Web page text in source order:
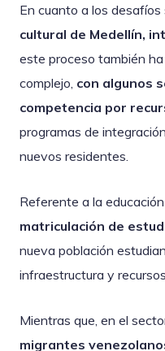
En cuanto a los
cultural de Medellín,
este proceso también
complejo, con algunos
competencia por
programas de
nuevos residentes.
Referente a la
matriculación de
nueva población
infraestructura y
Mientras que, en el
migrantes